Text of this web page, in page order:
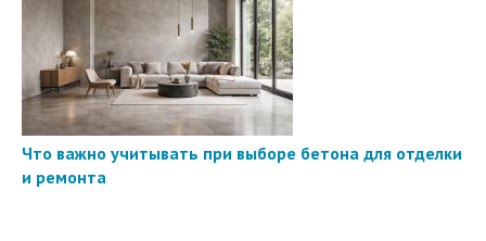
Что важно учитывать при выборе бетона для отделки
и ремонта